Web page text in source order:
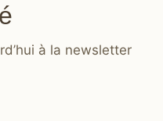
à la newsletter